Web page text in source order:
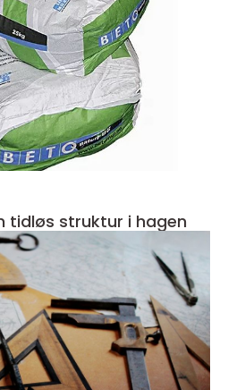
Steinmur naturstein tidløs struktur i hagen